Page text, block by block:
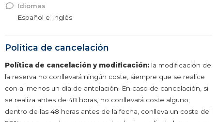
Idiomas
Español e Inglés
Política de cancelación
Política de cancelación y modificación: la modificación de
la reserva no conllevará ningún coste, siempre que se realice
con al menos un día de antelación. En caso de cancelación, si
se realiza antes de 48 horas, no conllevará coste alguno;
dentro de las 48 horas antes de la fecha, conlleva un coste del